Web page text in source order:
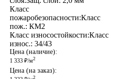
Класс
пожаробезопасности:Класс
пож.: КМ2
Класс износостойкости:Класс
износ.: 34/43
Цена (наличие):
1 333 ₽/м2
Цена (на заказ):
2